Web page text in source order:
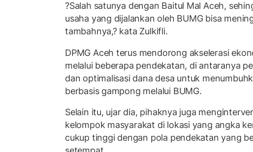
?Salah satunya dengan Baitul Mal Aceh,
usaha yang dijalankan oleh BUMG bisa
tambahnya,? kata Zulkifli.
DPMG Aceh terus mendorong akselerasi
melalui beberapa pendekatan, di antaranya
dan optimalisasi dana desa untuk
berbasis gampong melalui BUMG.
Selain itu, ujar dia, pihaknya juga
kelompok masyarakat di lokasi yang angka
cukup tinggi dengan pola pendekatan yang